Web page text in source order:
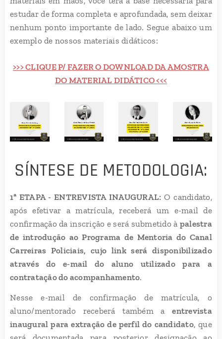
estudar de forma completa e aprofundada, sem deixar
nenhum ponto importante de lado. Segue abaixo um
exemplo de nossos materiais didáticos:
>>> CLIQUE P/ FAZER O DOWNLOAD DA AMOSTRA
DO MATERIAL DIDÁTICO <<<
SÍNTESE DE METODOLOGIA:
1ª ETAPA - ENTREVISTA INAUGURAL: O candidato,
após efetivar a matrícula, receberá um e-mail de
confirmação da inscrição e será submetido à palestra
de introdução ao Programa de Mentoria do Canal
Carreiras Policiais, cujo link será disponibilizado
através do e-mail do aluno utilizado para a
contratação do acompanhamento.
Nesse e-mail de confirmação de matrícula, o
aluno/mentorado receberá também aentrevista
inaugural para extração de perfil do candidato, que